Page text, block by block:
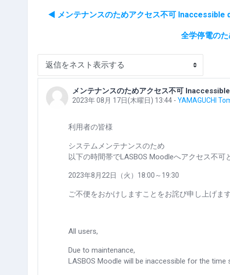
◀︎ メンテナンスのためアクセス不可
全学停電の
メンテナンスのためアクセス不可
2023年 08月 17日(木曜日) 13:44 - YAMAGUCHI
返信数: 0
利用者の皆様
システムメンテナンスのため
以下の時間帯でLASBOS Moodleへアクセス不可
2023年8月22日（火）18:00～19:30
ご不便をおかけしますことをお詫び申し上げます
All users,
Due to maintenance,
LASBOS Moodle will be inaccessible for the time